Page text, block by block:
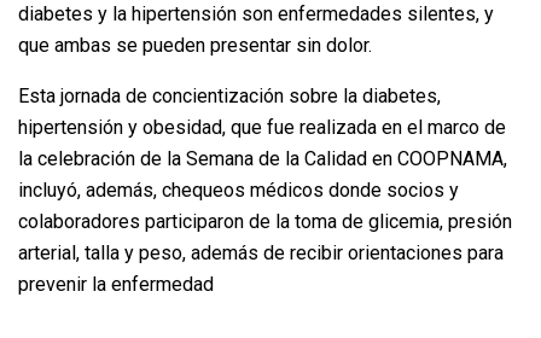
diabetes y la hipertensión son enfermedades silentes, y
que ambas se pueden presentar sin dolor.
Esta jornada de concientización sobre la diabetes,
hipertensión y obesidad, que fue realizada en el marco de
la celebración de la Semana de la Calidad en COOPNAMA,
incluyó, además, chequeos médicos donde socios y
colaboradores participaron de la toma de glicemia, presión
arterial, talla y peso, además de recibir orientaciones para
prevenir la enfermedad